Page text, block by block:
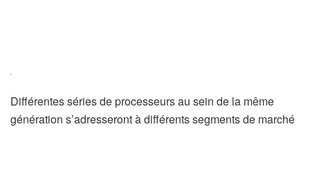
Différentes séries de processeurs au sein de la même
génération s’adresseront à différents segments de marché